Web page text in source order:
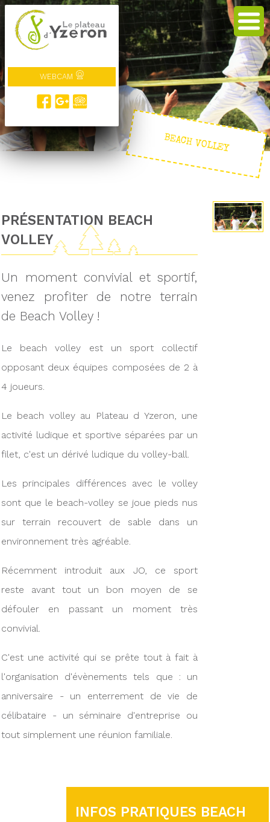
WEBCAM
BEACH VOLLEY
PRÉSENTATION BEACH
VOLLEY
Un moment convivial et sportif,
venez profiter de notre terrain
de Beach Volley !
Le beach volley est un sport collectif
opposant deux équipes composées de 2 à
4 joueurs.
Le beach volley au Plateau d Yzeron, une
activité ludique et sportive séparées par un
filet, c'est un dérivé ludique du volley-ball.
Les principales différences avec le volley
sont que le beach-volley se joue pieds nus
sur terrain recouvert de sable dans un
environnement très agréable.
Récemment introduit aux JO, ce sport
reste avant tout un bon moyen de se
défouler en passant un moment très
convivial.
C'est une activité qui se prête tout à fait à
l'organisation d'évènements tels que : un
anniversaire - un enterrement de vie de
célibataire - un séminaire d'entreprise ou
tout simplement une réunion familiale.
INFOS PRATIQUES BEACH